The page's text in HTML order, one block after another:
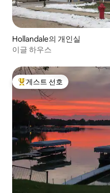
Hollandale의 개인실
이글 하우스
상위 게스트 선호
게스트 선호